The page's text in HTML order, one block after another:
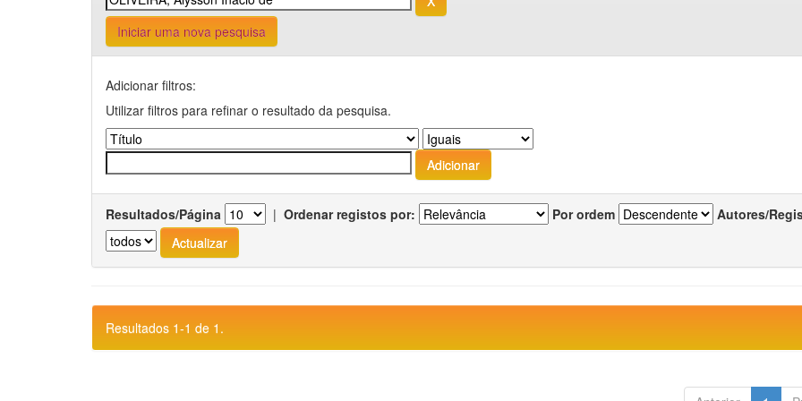
Iniciar uma nova pesquisa
Adicionar filtros:
Utilizar filtros para refinar o resultado da pesquisa.
Resultados/Página | Ordenar registos por: Por ordem Autores/
Resultados 1-1 de 1.